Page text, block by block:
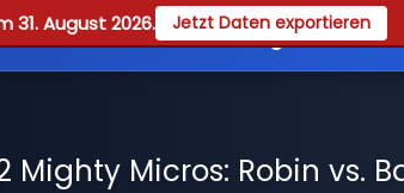
August 2026. Jetzt Daten exportieren
Guides Registrieren
Mighty Micros: Robin vs.